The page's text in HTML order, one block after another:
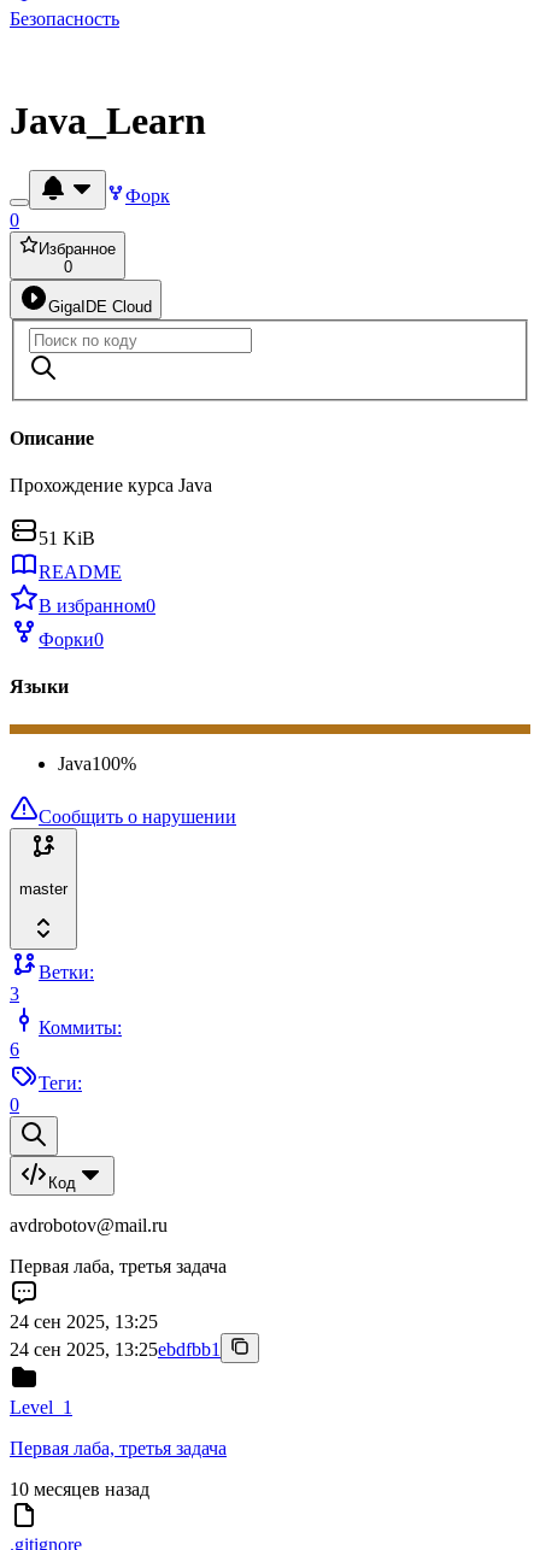
Безопасность
Java_Learn
Форк
0
Избранное
0
GigaIDE Cloud
Описание
Прохождение курса Java
51 KiB
README
В избранном0
Форки0
Языки
Java100%
Сообщить о нарушении
master
Ветки:
3
Коммиты:
6
Теги:
0
Код
avdrobotov@mail.ru
Первая лаба, третья задача
24 сен 2025, 13:25
24 сен 2025, 13:25ebdfbb1
Level_1
Первая лаба, третья задача
10 месяцев назад
.gitignore